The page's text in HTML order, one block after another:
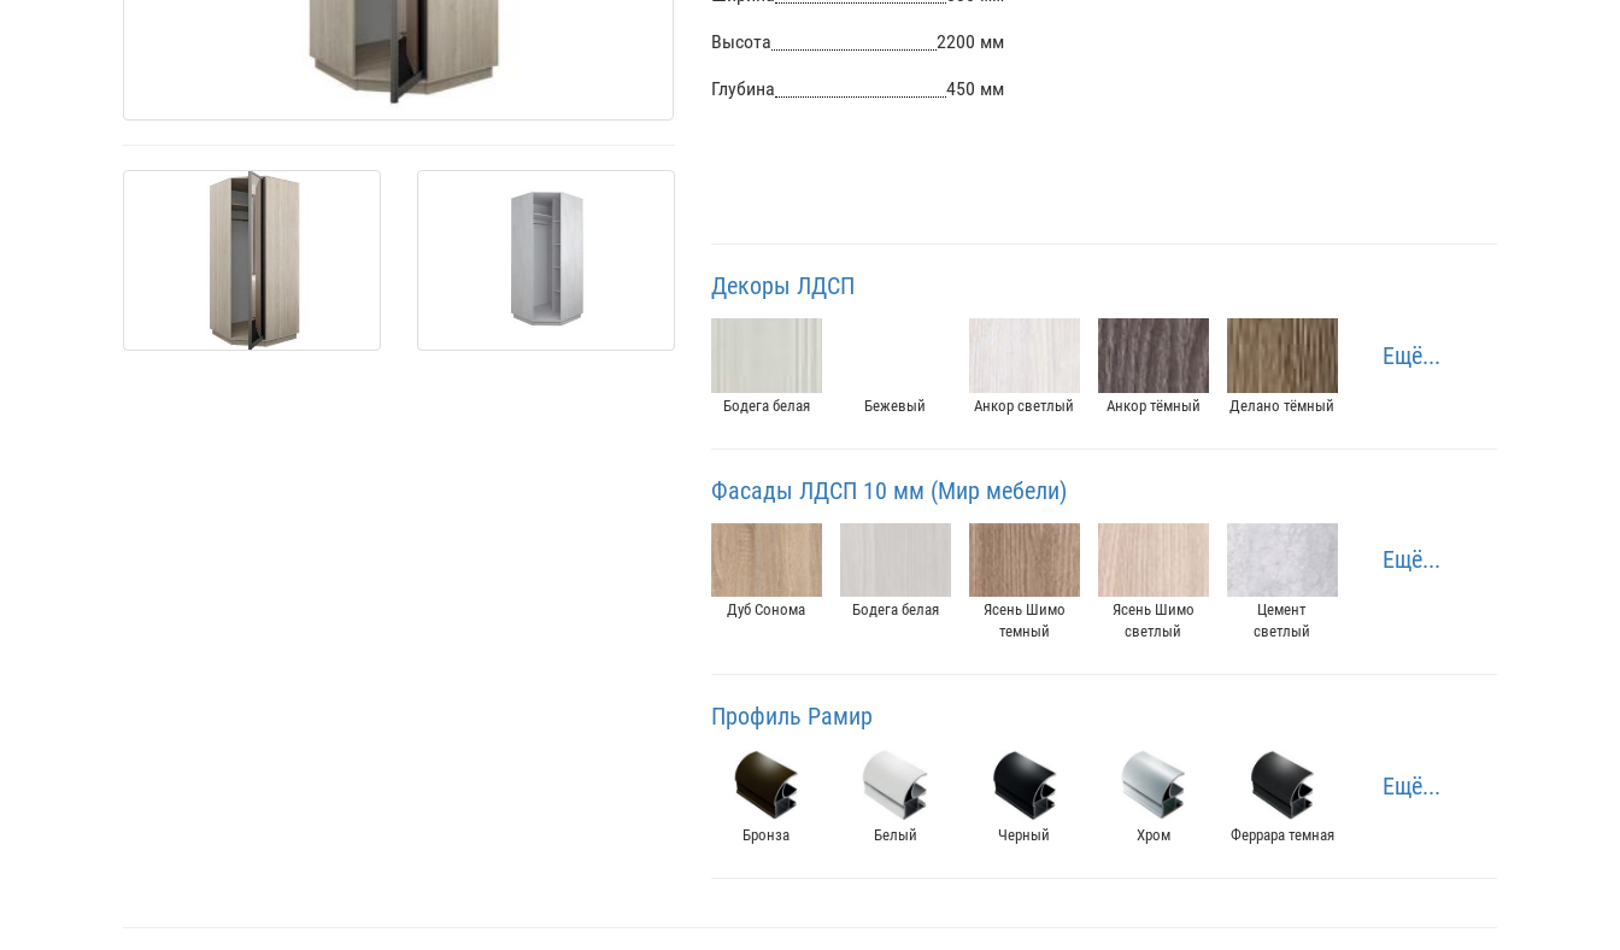
Высота 2200 мм
Глубина 450 мм
Декоры ЛДСП
Бодега белая Бежевый Анкор светлый Анкор тёмный Делано тёмный
Ещё...
Фасады ЛДСП 10 мм (Мир мебели)
Дуб Сонома Бодега белая
Ясень Шимо
темный
Ясень Шимо
светлый
Цемент
светлый
Ещё...
Профиль Рамир
Бронза Белый Черный Хром Феррара темная
Ещё...